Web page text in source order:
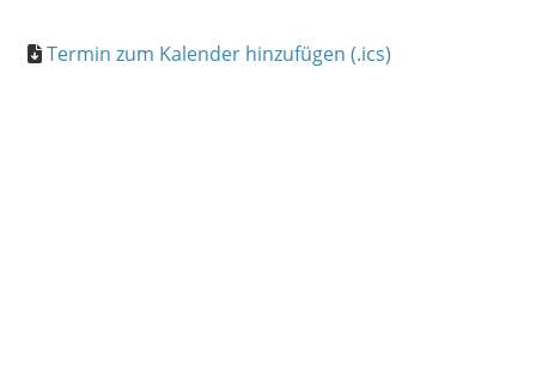
Termin zum Kalender hinzufügen (.ics)